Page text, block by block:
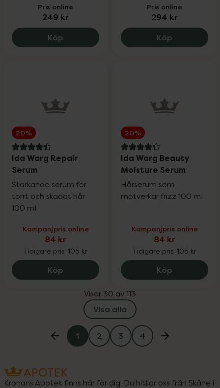
Pris online
249 kr
Köp IDUN Minerals Ready Set Refresh
Pris online
294 kr
Köp Meroda
20%
4.4 av 5 i omdöme
Ida Warg Repair
Serum
Stärkande serum för
torrt och skadat hår
100 ml
Kampanjpris online
84 kr
Tidigare pris: 105 kr
Köp Ida Warg Repair Serum, 84 kr.
20%
4.3 av 5 i omdöme
Ida Warg Beauty
Moisture Serum
Hårserum som
motverkar frizz 100 ml
Kampanjpris online
84 kr
Tidigare pris: 105 kr
Köp Ida Warg
Visar 30 av 113
Visa alla
1 2 3 4
Kronans Apotek finns här för dig. Du hittar oss från Skåne i